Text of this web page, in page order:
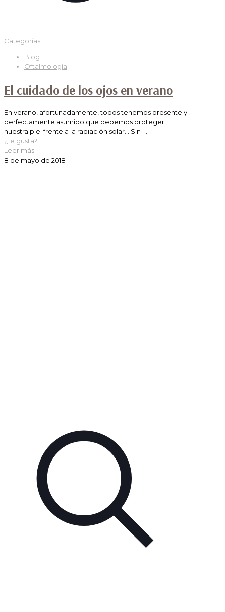
Categorías
Blog
Oftalmología
El cuidado de los ojos en verano
En verano, afortunadamente, todos tenemos presente y
perfectamente asumido que debemos proteger
nuestra piel frente a la radiación solar… Sin […]
¿Te gusta?
Leer más
8 de mayo de 2018